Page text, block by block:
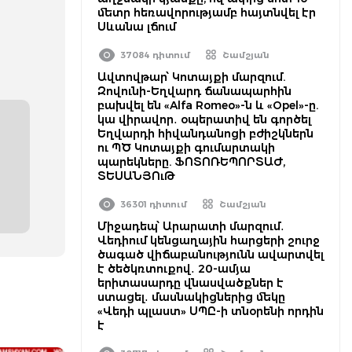
մետր հեռավորությամբ հայտնվել էր
Սևանա լճում
37084 դիտում Շամշյան
Ավտովթար՝ Կոտայքի մարզում.
Զովունի-Եղվարդ ճանապարհին
բախվել են «Alfa Romeo»-ն և «Opel»-ը.
կա վիրավոր․ օպերատիվ են գործել
Եղվարդի հիվանդանոցի բժիշկներն
ու ՊԾ Կոտայքի գումարտակի
պարեկները. ՖՈՏՈՌԵՊՈՐՏԱԺ,
ՏԵՍԱՆՅՈւԹ
36301 դիտում Շամշյան
Միջադեպ՝ Արարատի մարզում․
Վեդիում կենցաղային հարցերի շուրջ
ծագած վիճաբանությունն ավարտվել
է ծեծկռտուքով․ 20-ամյա
երիտասարդը վնասվածքներ է
ստացել․ մասնակիցներից մեկը
«Վեդի պլաստ» ՍՊԸ-ի տնօրենի որդին
է